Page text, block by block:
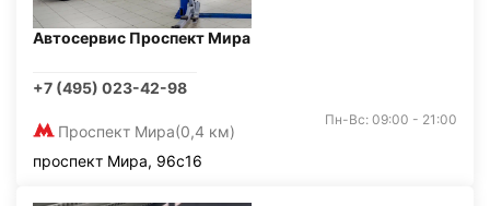
Автосервис Проспект Мира
+7 (495) 023-42-98
Проспект Мира(0,4 км)
Пн-Вс: 09:00 - 21:00
проспект Мира, 96с16